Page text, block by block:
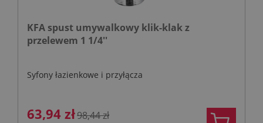
KFA spust umywalkowy klik-klak z
przelewem 1 1/4''
Syfony łazienkowe i przyłącza
63,94 zł98,44 zł